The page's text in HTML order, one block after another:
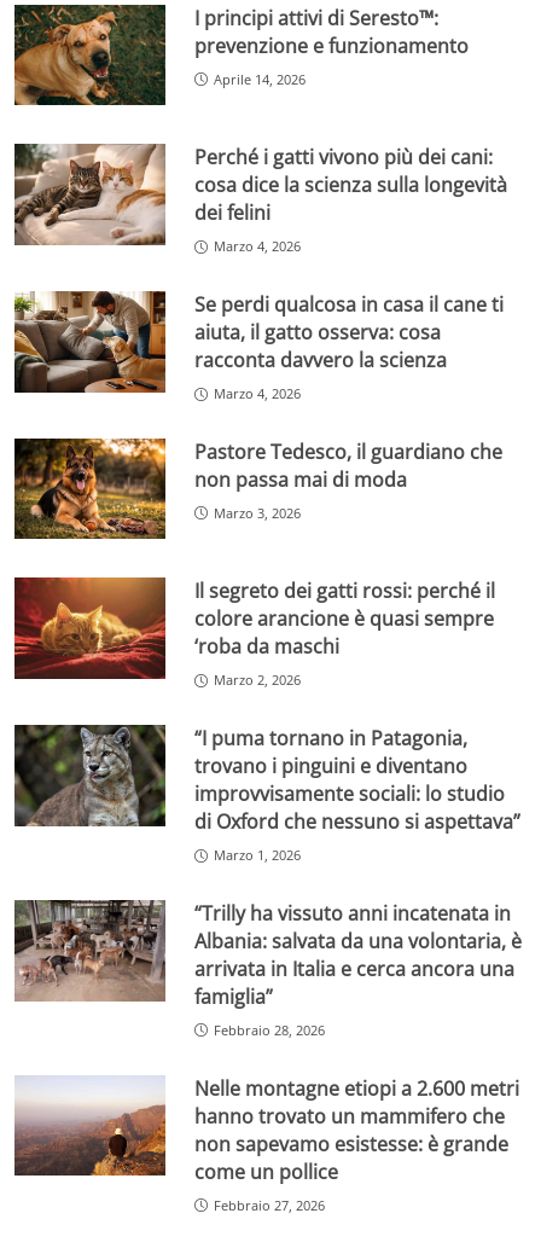
I principi attivi di Seresto™:
prevenzione e funzionamento
Aprile 14, 2026
Perché i gatti vivono più dei cani:
cosa dice la scienza sulla longevità
dei felini
Marzo 4, 2026
Se perdi qualcosa in casa il cane ti
aiuta, il gatto osserva: cosa
racconta davvero la scienza
Marzo 4, 2026
Pastore Tedesco, il guardiano che
non passa mai di moda
Marzo 3, 2026
Il segreto dei gatti rossi: perché il
colore arancione è quasi sempre
‘roba da maschi
Marzo 2, 2026
“I puma tornano in Patagonia,
trovano i pinguini e diventano
improvvisamente sociali: lo studio
di Oxford che nessuno si aspettava”
Marzo 1, 2026
“Trilly ha vissuto anni incatenata in
Albania: salvata da una volontaria, è
arrivata in Italia e cerca ancora una
famiglia”
Febbraio 28, 2026
Nelle montagne etiopi a 2.600 metri
hanno trovato un mammifero che
non sapevamo esistesse: è grande
come un pollice
Febbraio 27, 2026